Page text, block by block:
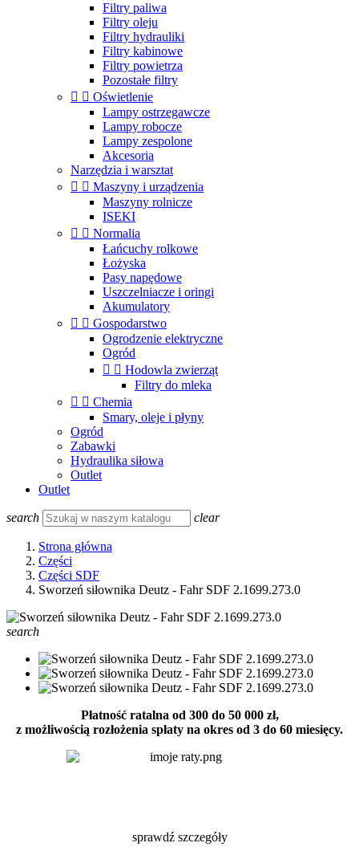
Filtry paliwa
Filtry oleju
Filtry hydrauliki
Filtry kabinowe
Filtry powietrza
Pozostałe filtry
  Oświetlenie
Lampy ostrzegawcze
Lampy robocze
Lampy zespolone
Akcesoria
Narzędzia i warsztat
  Maszyny i urządzenia
Maszyny rolnicze
ISEKI
  Normalia
Łańcuchy rolkowe
Łożyska
Pasy napędowe
Uszczelniacze i oringi
Akumulatory
  Gospodarstwo
Ogrodzenie elektryczne
Ogród
  Hodowla zwierząt
Filtry do mleka
  Chemia
Smary, oleje i płyny
Ogród
Zabawki
Hydraulika siłowa
Outlet
Outlet
search clear
Strona główna
Części
Części SDF
Sworzeń siłownika Deutz - Fahr SDF 2.1699.273.0
search
Płatność ratalna od 300 do 50 000 zł,
z możliwością rozłożenia spłaty na okres od 3 do 60 miesięcy.
sprawdź szczegóły